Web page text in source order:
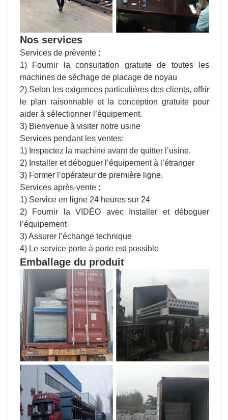
Nos services
Services de prévente :
1) Fournir la consultation gratuite de toutes les
machines de séchage de placage de noyau
2) Selon les exigences particulières des clients, offrir
le plan raisonnable et la conception gratuite pour
aider à sélectionner l’équipement.
3) Bienvenue à visiter notre usine
Services pendant les ventes:
1) Inspectez la machine avant de quitter l’usine.
2) Installer et déboguer l’équipement à l’étranger
3) Former l’opérateur de première ligne.
Services après-vente :
1) Service en ligne 24 heures sur 24
2) Fournir la VIDÉO avec Installer et déboguer
l’équipement
3) Assurer l’échange technique
4) Le service porte à porte est possible
Emballage du produit